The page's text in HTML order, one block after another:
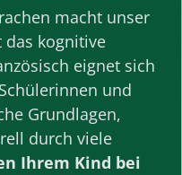
macht unser
das kognitive
eignet sich
und
Grundlagen,
durch viele
Ihrem Kind bei